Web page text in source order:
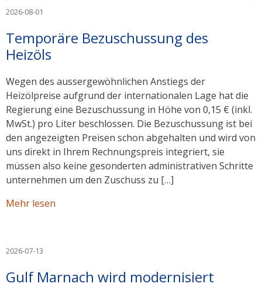
2026-08-01
Temporäre Bezuschussung des
Heizöls
Wegen des aussergewöhnlichen Anstiegs der
Heizölpreise aufgrund der internationalen Lage hat die
Regierung eine Bezuschussung in Höhe von 0,15 € (inkl.
MwSt.) pro Liter beschlossen. Die Bezuschussung ist bei
den angezeigten Preisen schon abgehalten und wird von
uns direkt in Ihrem Rechnungspreis integriert, sie
müssen also keine gesonderten administrativen Schritte
unternehmen um den Zuschuss zu […]
Mehr lesen
2026-07-13
Gulf Marnach wird modernisiert